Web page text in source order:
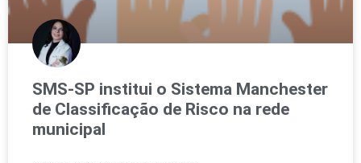
SMS-SP institui o Sistema Manchester
de Classificação de Risco na rede
municipal